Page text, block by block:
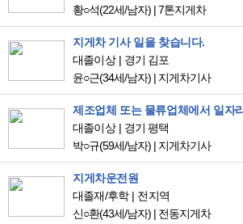
황○석(22세/남자) |7톤지게차
지게차 기사 일을 찾습니다.
대졸이상
경기 김포
윤○근(34세/남자) | 지게차기사
대졸이상
경기 평택
박○규(59세/남자) | 지게차기사
지게차운전원
대졸재/후학
전지역
신○환(43세/남자) | 전동지게차